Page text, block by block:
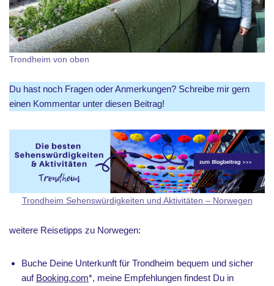
Trondheim von oben
Du hast noch Fragen oder Anmerkungen? Schreibe mir gern
einen Kommentar unter diesen Beitrag!
Trondheim Sehenswürdigkeiten und Aktivitäten – Norwegen
weitere Reisetipps zu Norwegen:
Buche Deine Unterkunft für Trondheim bequem und sicher
auf Booking.com*, meine Empfehlungen findest Du in